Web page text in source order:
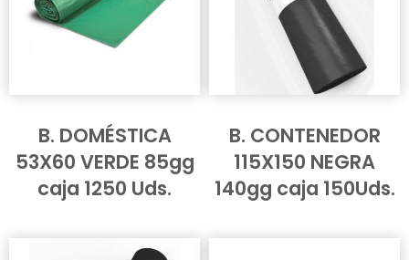
B. DOMÉSTICA
53X60 VERDE 85gg
caja 1250 Uds.
B. CONTENEDOR
115X150 NEGRA
140gg caja 150Uds.